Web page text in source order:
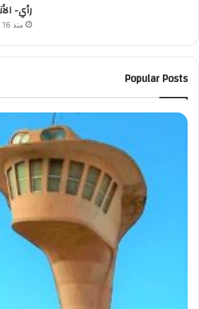
رأي-
منذ 16 ساعة
Popular Posts